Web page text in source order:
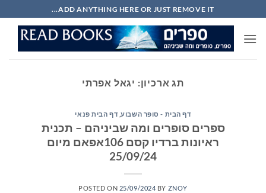
to
content
ADD ANYTHING HERE OR JUST REMOVE IT...
תג ארכיון: יגאל אפרתי
דף הבית - סופר השבוע, דף הבית פנאי
ספרים סופרים ומה שביניהם – תכנית
ראיונות ברדיו קסם 106אפאם מיום
25/09/24
POSTED ON 25/09/2024 BY ZNOY